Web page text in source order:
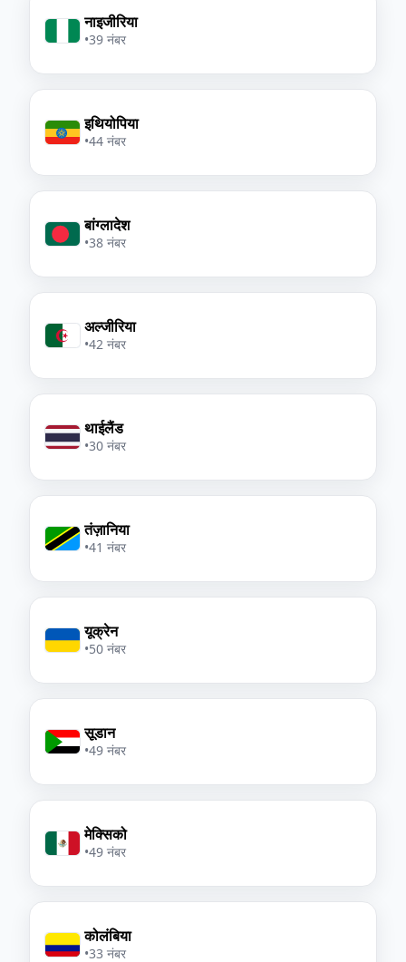
नाइजीरिया
•39 नंबर
इथियोपिया
•44 नंबर
बांग्लादेश
•38 नंबर
अल्जीरिया
•42 नंबर
थाईलैंड
•30 नंबर
तंज़ानिया
•41 नंबर
यूक्रेन
•50 नंबर
सूडान
•49 नंबर
मेक्सिको
•49 नंबर
कोलंबिया
•33 नंबर